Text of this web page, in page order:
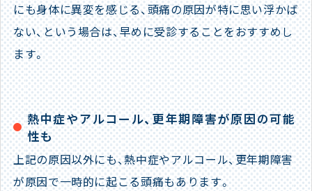
にも身体に異変を感じる、頭痛の原因が特に思い浮かば
ない、という場合は、早めに受診することをおすすめし
ます。
熱中症やアルコール、更年期障害が原因の可能
性も
上記の原因以外にも、熱中症やアルコール、更年期障害
が原因で一時的に起こる頭痛もあります。